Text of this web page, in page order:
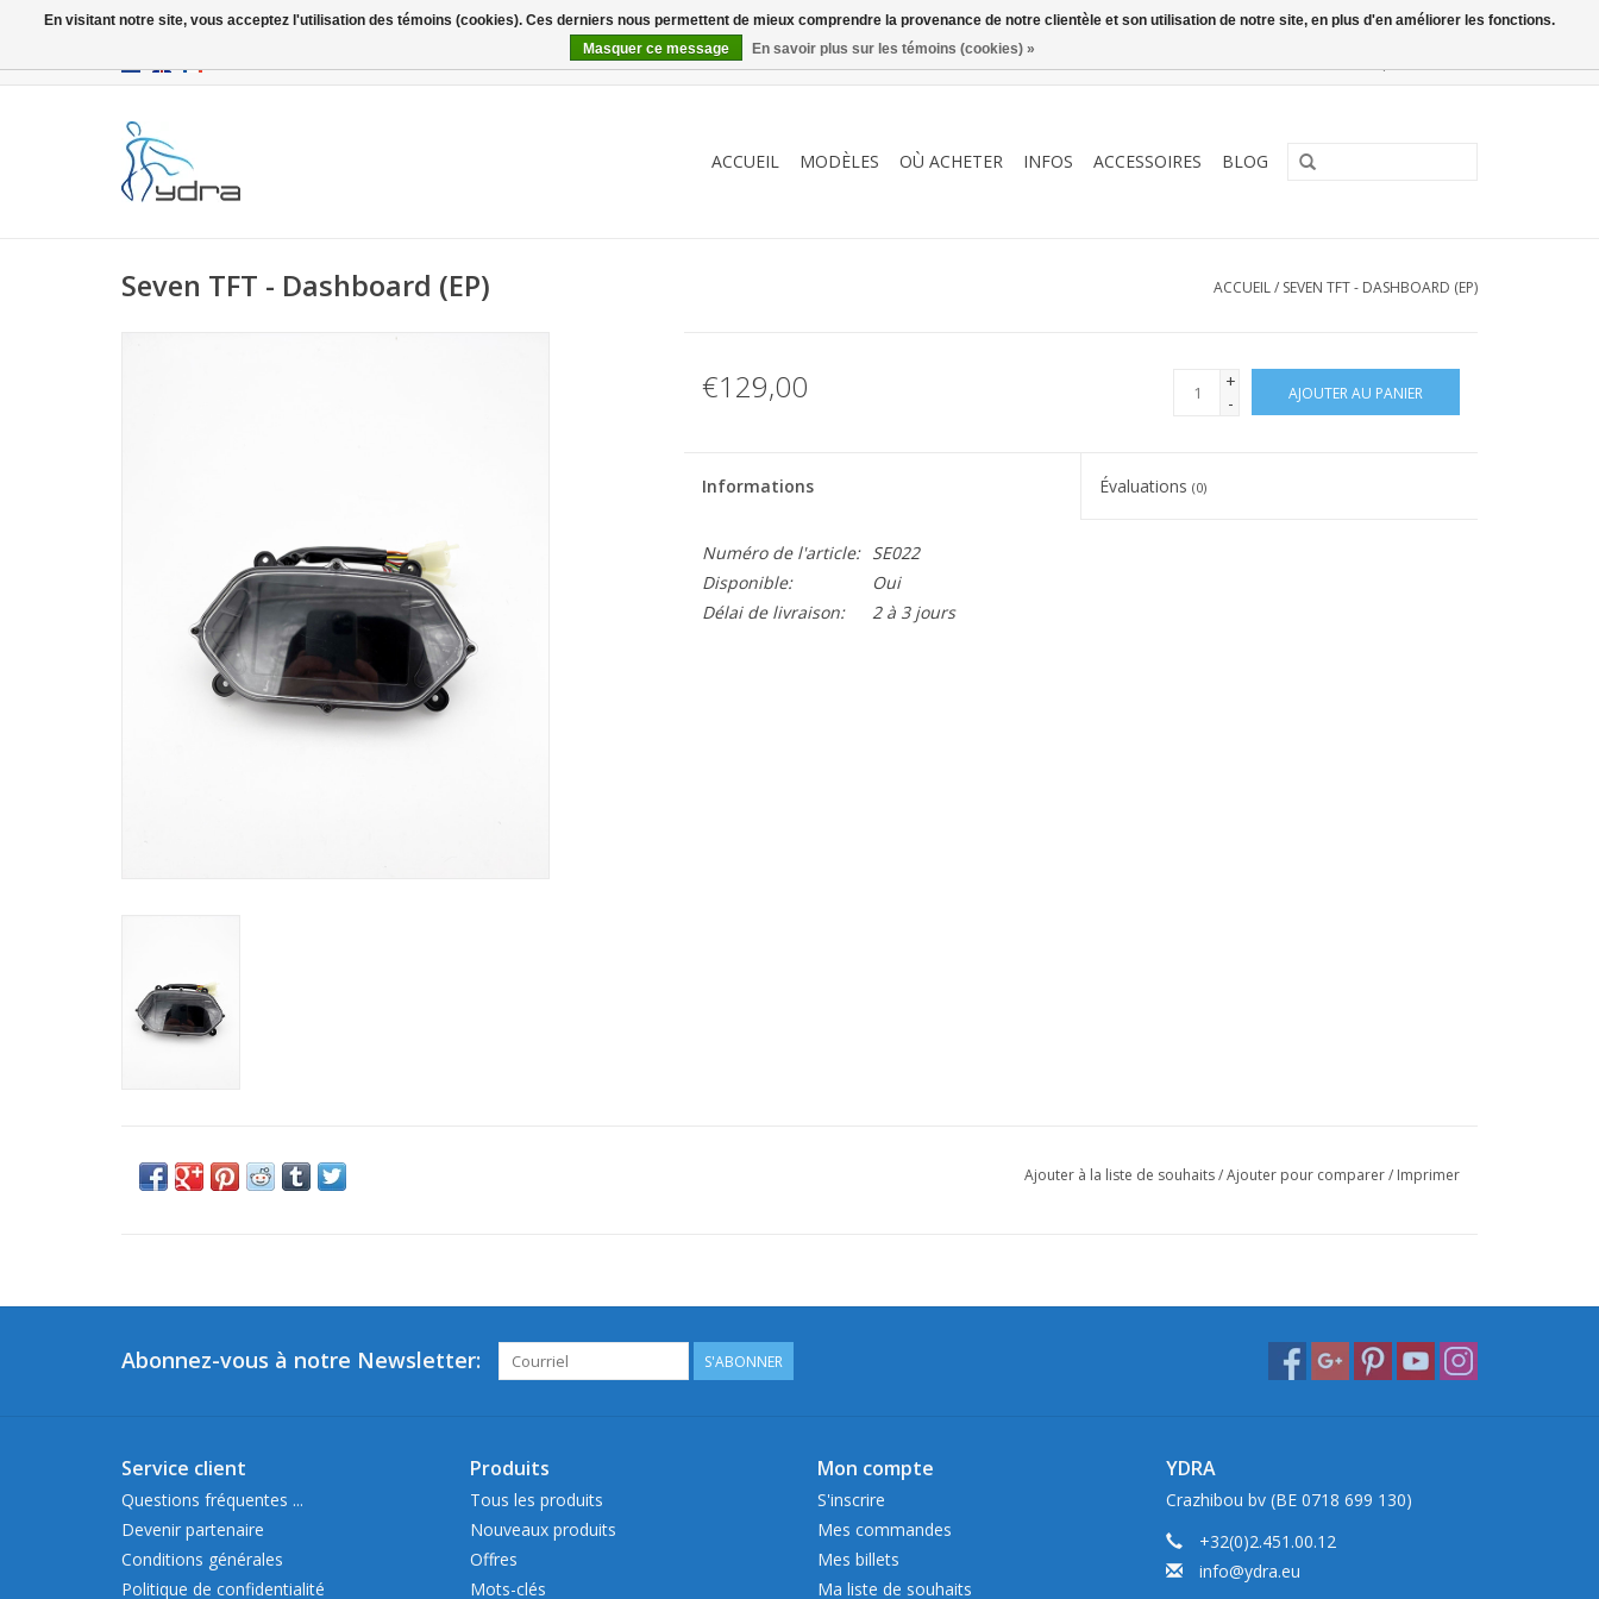
ACCUEIL MODÈLES OÙ ACHETER INFOS ACCESSOIRES BLOG
Seven TFT - Dashboard (EP) ACCUEIL/ SEVEN TFT - DASHBOARD (EP)
€129,00
+
-
AJOUTER AU PANIER
Informations Évaluations(0)
Numéro de l'article:
SE022
Disponible:
Oui
Délai de livraison:
2 à 3 jours
Ajouter à la liste de souhaits/Ajouter pour comparer/ Imprimer
Abonnez-vous à notre Newsletter: S'ABONNER
Service client
Questions fréquentes ...
Devenir partenaire
Conditions générales
Politique de confidentialité
Produits
Tous les produits
Nouveaux produits
Offres
Mots-clés
Mon compte
S'inscrire
Mes commandes
Mes billets
Ma liste de souhaits
YDRA
Crazhibou bv (BE 0718 699 130)
+32(0)2.451.00.12
info@ydra.eu
En visitant notre site, vous acceptez l'utilisation des témoins (cookies). Ces derniers nous permettent de mieux comprendre la provenance de notre clientèle et son utilisation de notre site, en plus d'en améliorer les fonctions.
Masquer ce message
En savoir plus sur les témoins (cookies) »